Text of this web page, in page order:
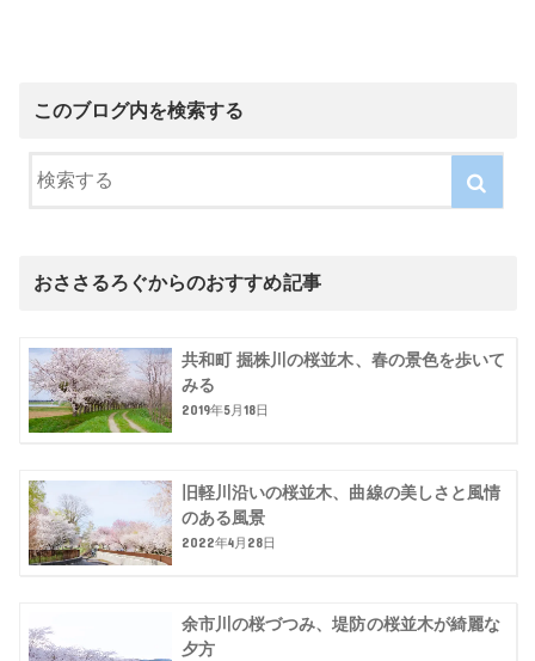
このブログ内を検索する
おささるろぐからのおすすめ記事
共和町 掘株川の桜並木、春の景色を歩いて
みる
2019年5月18日
旧軽川沿いの桜並木、曲線の美しさと風情
のある風景
2022年4月28日
余市川の桜づつみ、堤防の桜並木が綺麗な
夕方